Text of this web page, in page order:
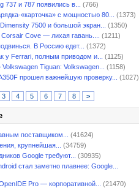
737 и 787 появились в...
(766)
«карточка» с мощностью 80...
(1373)
7500 и большой экран...
(1350)
Cove — лихая гавань....
(1211)
В Россию едет...
(1372)
у Ferrari, полным приводом и...
(1125)
Tiguan: Volkswagen...
(1158)
прошел важнейшую проверку...
(1027)
3 4 5 6 7 8 >
поставщиком...
(41624)
крупнейшая...
(34759)
Google требуют...
(30935)
стал заметно плавнее: Google...
Pro — корпоративной...
(21470)